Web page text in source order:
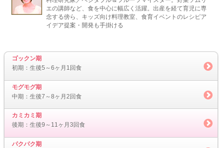
エの講師など、食を中心に幅広く活躍。出産を経て育児に専
念する傍ら、キッズ向け料理教室、食育イベントのレシピア
イデア提案・開発も手掛ける
ゴックン期
初期：生後5～6ヶ月1回食
モグモグ期
中期：生後7～8ヶ月2回食
カミカミ期
後期：生後9～11ヶ月3回食
パクパク期